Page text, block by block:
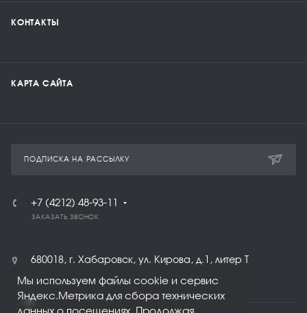
КОНТАКТЫ
КАРТА САЙТА
ПОДПИСКА НА РАССЫЛКУ
+7 (4212) 48-93-11
ЗАКАЗАТЬ ЗВОНОК
680018, г. Хабаровск, ул. Кирова, д.1, литер Т
Мы используем файлы cookie и сервис
Яндекс.Метрика для сбора технических